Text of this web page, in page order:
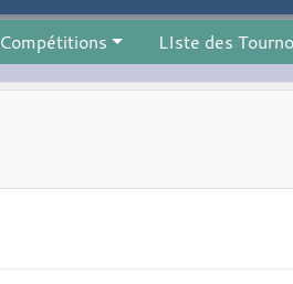
Compétitions LIste des